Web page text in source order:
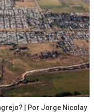
| Por Jorge Nicolay